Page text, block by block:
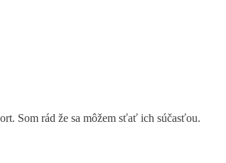
Som rád že sa môžem sťať ich súčasťou.